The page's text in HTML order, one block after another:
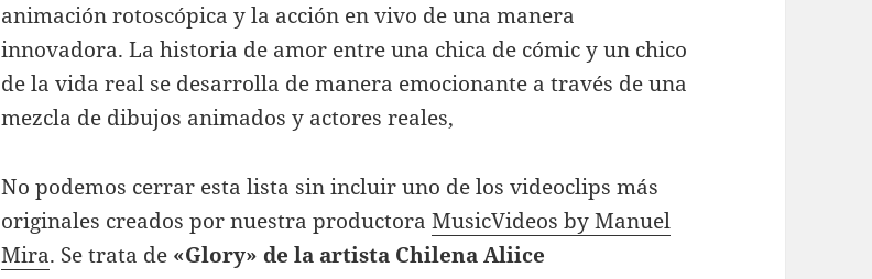
animación rotoscópica y la acción en vivo de una manera
innovadora. La historia de amor entre una chica de cómic y un chico
de la vida real se desarrolla de manera emocionante a través de una
mezcla de dibujos animados y actores reales,
No podemos cerrar esta lista sin incluir uno de los videoclips más
originales creados por nuestra productoraMusicVideos by Manuel
Mira. Se trata de «Glory» de la artista Chilena Aliice